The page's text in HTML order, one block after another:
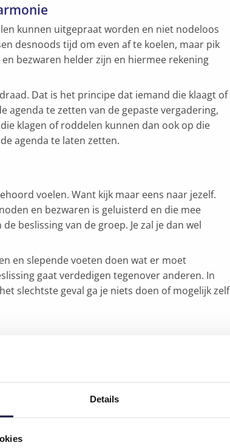
Details
kunnen uitgepraat worden en niet nodeloos
desnoods tijd om even af te koelen, maar pik
bezwaren helder zijn en hiermee rekening
Dat is het principe dat iemand die klaagt of
te zetten van de gepaste vergadering,
klagen of roddelen kunnen dan ook op die
agenda te laten zetten.
voelen. Want kijk maar eens naar jezelf.
en bezwaren is geluisterd en die mee
beslissing van de groep. Je zal je dan wel
en slepende voeten doen wat er moet
gaat verdedigen tegenover anderen. In
slechtste geval ga je niets doen of mogelijk zelf
gewoon om elkaar aan te spreken op ieders
helpend.
en correct te realiseren en die input komt
daarop aan te spreken en de zaken